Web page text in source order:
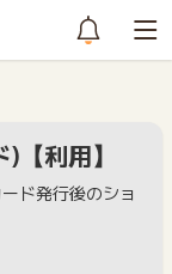
【利用】
ド発行後のショ